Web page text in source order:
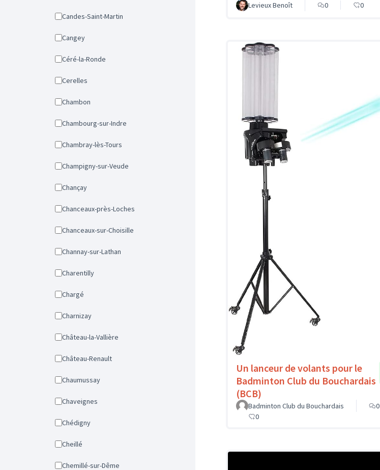
Candes-Saint-Martin
Cangey
Céré-la-Ronde
Cerelles
Chambon
Chambourg-sur-Indre
Chambray-lès-Tours
Champigny-sur-Veude
Chançay
Chanceaux-près-Loches
Chanceaux-sur-Choisille
Channay-sur-Lathan
Charentilly
Chargé
Charnizay
Château-la-Vallière
Château-Renault
Chaumussay
Chaveignes
Chédigny
Cheillé
Chemillé-sur-Dême
Levieux Benoît 0 0
Un lanceur de volants pour le
Badminton Club du Bouchardais
(BCB)
Badminton Club du Bouchardais
0
0